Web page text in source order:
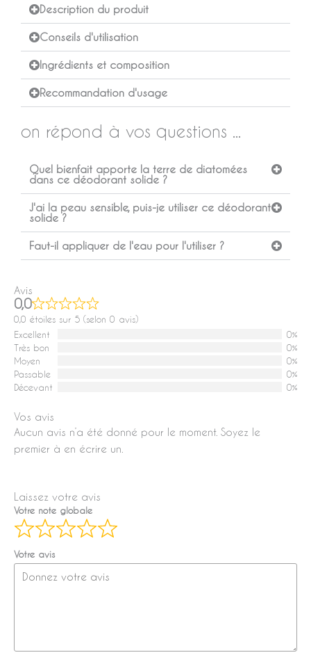
Description du produit
Conseils d'utilisation
Ingrédients et composition
Recommandation d'usage
on répond à vos questions ...
Quel bienfait apporte la terre de diatomées
dans ce déodorant solide ?
J'ai la peau sensible, puis-je utiliser ce déodorant
solide ?
Faut-il appliquer de l'eau pour l'utiliser ?
Avis
0,0
0,0 étoiles sur 5 (selon 0 avis)
Excellent
0%
Très bon
0%
Moyen
0%
Passable
0%
Décevant
0%
Vos avis
Aucun avis n’a été donné pour le moment. Soyez le
premier à en écrire un.
Laissez votre avis
Votre note globale
Votre avis